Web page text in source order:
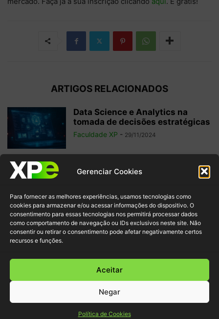
Gerenciar Cookies
Para fornecer as melhores experiências, usamos tecnologias como
cookies para armazenar e/ou acessar informações do dispositivo. O
consentimento para essas tecnologias nos permitirá processar dados
como comportamento de navegação ou IDs exclusivos neste site. Não
consentir ou retirar o consentimento pode afetar negativamente certos
recursos e funções.
Aceitar
Negar
Política de Cookies
ARTIGOS RELACIONADOS
Data Science e Analytics na
tomada de decisões estratégicas
Faculdade XP - 29/11/2024
6 filmes sobre tecnologia para
potencializar seu aprendizado
Faculdade XP - 22/11/2024
Data Fabric: o que é e por que faz
parte da...
© XP Educação 2022